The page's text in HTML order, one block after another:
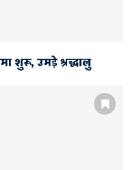
शुरू, उमड़े श्रद्धालु